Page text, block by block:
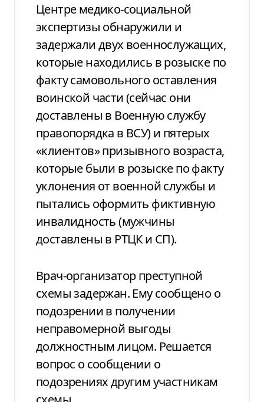
Центре медико-социальной
экспертизы обнаружили и
задержали двух военнослужащих,
которые находились в розыске по
факту самовольного оставления
воинской части (сейчас они
доставлены в Военную службу
правопорядка в ВСУ) и пятерых
«клиентов» призывного возраста,
которые были в розыске по факту
уклонения от военной службы и
пытались оформить фиктивную
инвалидность (мужчины
доставлены в РТЦК и СП).
Врач-организатор преступной
схемы задержан. Ему сообщено о
подозрении в получении
неправомерной выгоды
должностным лицом. Решается
вопрос о сообщении о
подозрениях другим участникам